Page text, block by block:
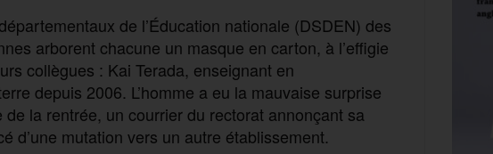
de l’Éducation nationale (DSDEN) des
arborent chacune un masque en carton, à l’effigie
collègues : Kai Terada, enseignant en
depuis 2006. L’homme a eu la mauvaise surprise
la rentrée, un courrier du rectorat annonçant sa
d’une mutation vers un autre établissement.